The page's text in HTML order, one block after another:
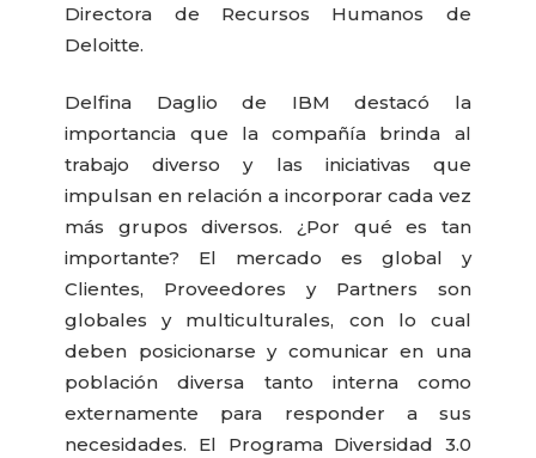
Directora de Recursos Humanos de
Deloitte.
Delfina Daglio de IBM destacó la
importancia que la compañía brinda al
trabajo diverso y las iniciativas que
impulsan en relación a incorporar cada vez
más grupos diversos. ¿Por qué es tan
importante? El mercado es global y
Clientes, Proveedores y Partners son
globales y multiculturales, con lo cual
deben posicionarse y comunicar en una
población diversa tanto interna como
externamente para responder a sus
necesidades. El Programa Diversidad 3.0